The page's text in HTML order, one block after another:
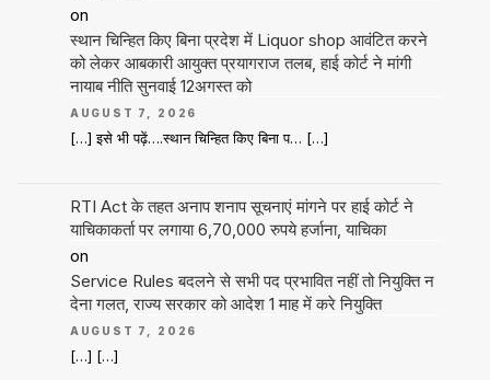
on
स्थान चिन्हित किए बिना प्रदेश में Liquor shop आवंटित करने
को लेकर आबकारी आयुक्त प्रयागराज तलब, हाई कोर्ट ने मांगी
नायाब नीति सुनवाई 12अगस्त को
AUGUST 7, 2026
[…] इसे भी पढ़ें….स्थान चिन्हित किए बिना प… […]
RTI Act के तहत अनाप शनाप सूचनाएं मांगने पर हाई कोर्ट ने
याचिकाकर्ता पर लगाया 6,70,000 रुपये हर्जाना, याचिका
on
Service Rules बदलने से सभी पद प्रभावित नहीं तो नियुक्ति न
देना गलत, राज्य सरकार को आदेश 1 माह में करे नियुक्ति
AUGUST 7, 2026
[…] […]